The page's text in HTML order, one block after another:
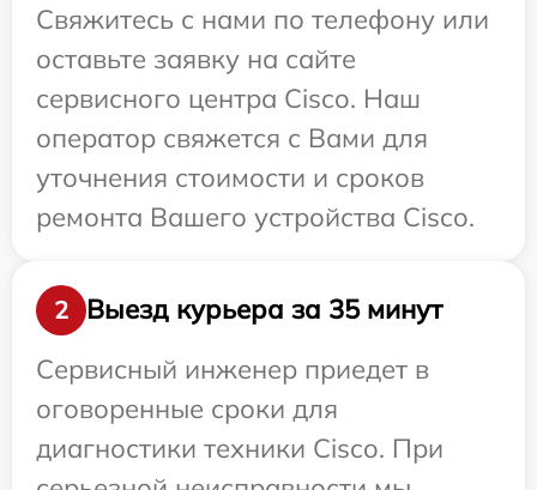
Свяжитесь с нами по телефону или
оставьте заявку на сайте
сервисного центра Cisco. Наш
оператор свяжется с Вами для
уточнения стоимости и сроков
ремонта Вашего устройства Cisco.
2
Выезд курьера за 35 минут
Сервисный инженер приедет в
оговоренные сроки для
диагностики техники Cisco. При